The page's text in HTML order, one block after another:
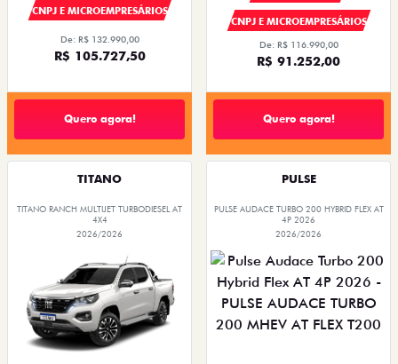
CNPJ E MICROEMPRESÁRIOS
De: R$ 132.990,00
R$ 105.727,50
Quero agora!
CNPJ E MICROEMPRESÁRIOS
De: R$ 116.990,00
R$ 91.252,00
Quero agora!
TITANO
TITANO RANCH MULTIJET TURBODIESEL AT
4X4
2026/2026
PULSE
PULSE AUDACE TURBO 200 HYBRID FLEX AT
4P 2026
2026/2026